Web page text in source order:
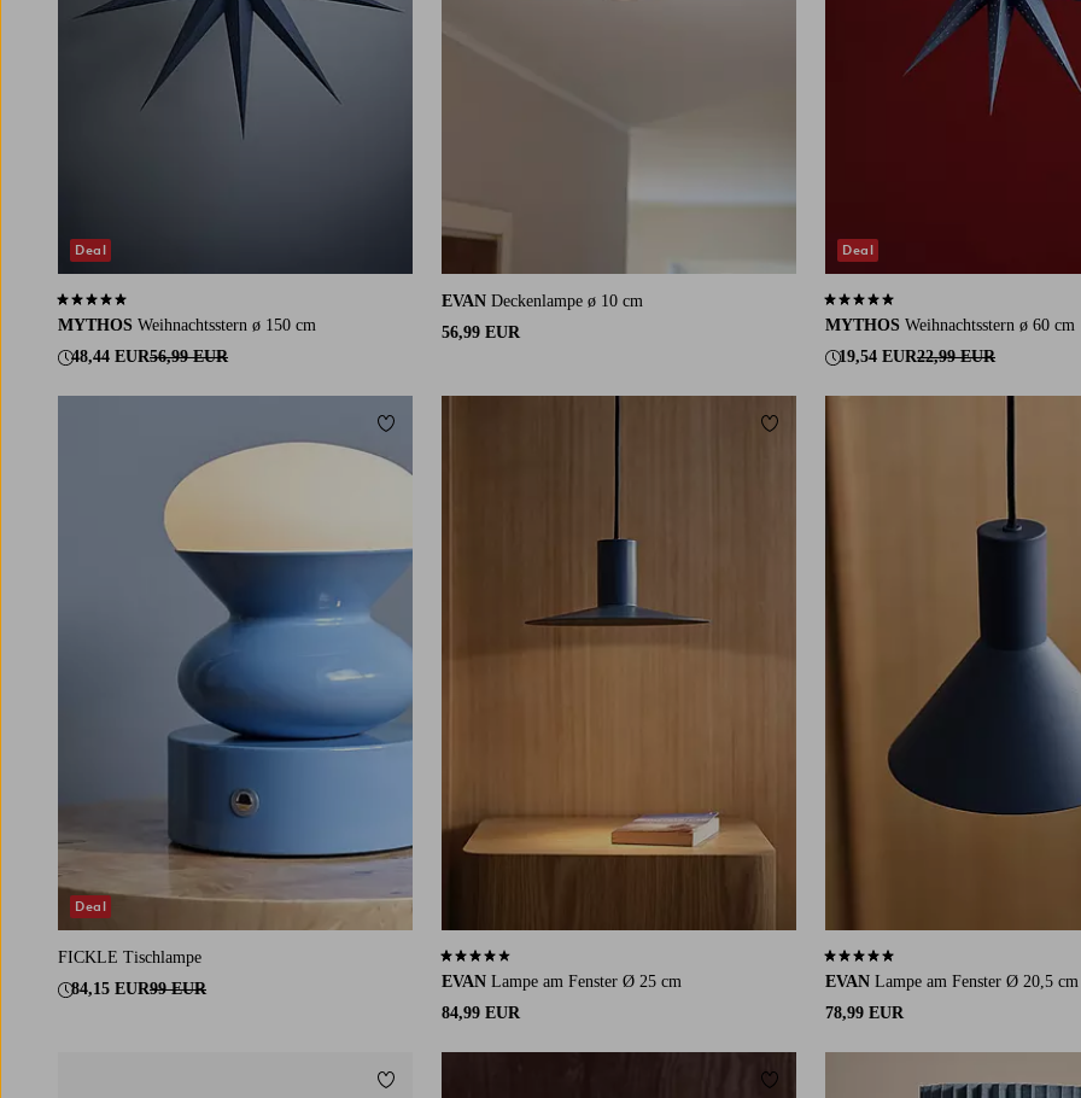
MYTHOS Weihnachtsstern ø 150 cm
48,44 EUR56,99 EUR
5,0 basierend auf 1 Bewertungen
Deal
EVAN Deckenlampe ø 10 cm
56,99 EUR
MYTHOS Weihnachtsstern ø 60 cm
19,54 EUR22,99 EUR
5,0 basierend auf 2 Bewertungen
Deal
FICKLE Tischlampe
84,15 EUR99 EUR
Deal
Zu Favoriten hinzufügen
EVAN Lampe am Fenster Ø 25 cm
84,99 EUR
4,0 basierend auf 1 Bewertungen
Zu Favoriten hinzufügen
EVAN Lampe am Fenster Ø 20,5 cm
78,99 EUR
5,0 basierend auf 1 Bewertungen
Zu Favoriten hinzufügen Zu Favoriten hinzufügen